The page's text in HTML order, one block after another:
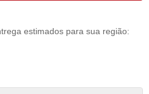
estimados para sua região: